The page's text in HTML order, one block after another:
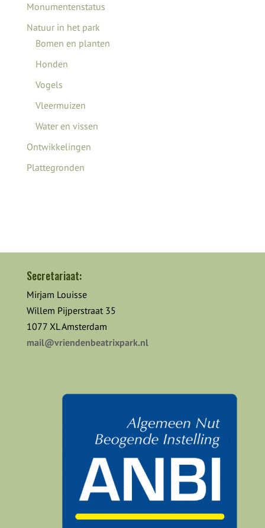
Monumentenstatus
Natuur in het park
Bomen en planten
Honden
Vogels
Vleermuizen
Water en vissen
Ontwikkelingen
Plattegronden
Secretariaat:
Mirjam Louisse
Willem Pijperstraat 35
1077 XL Amsterdam
mail@vriendenbeatrixpark.nl